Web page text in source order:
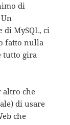
di
di MySQL, ci
fatto nulla
tutto gira
altro che
di usare
che